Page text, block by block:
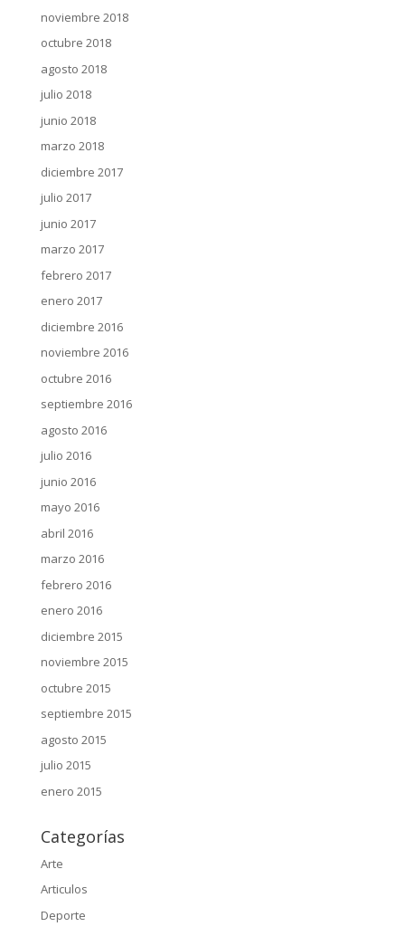
noviembre 2018
octubre 2018
agosto 2018
julio 2018
junio 2018
marzo 2018
diciembre 2017
julio 2017
junio 2017
marzo 2017
febrero 2017
enero 2017
diciembre 2016
noviembre 2016
octubre 2016
septiembre 2016
agosto 2016
julio 2016
junio 2016
mayo 2016
abril 2016
marzo 2016
febrero 2016
enero 2016
diciembre 2015
noviembre 2015
octubre 2015
septiembre 2015
agosto 2015
julio 2015
enero 2015
Categorías
Arte
Articulos
Deporte